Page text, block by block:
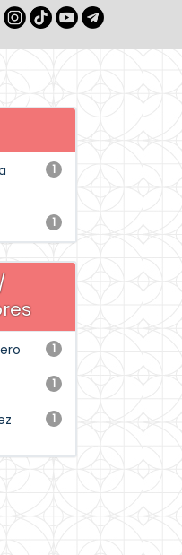
1
1
1
1
1